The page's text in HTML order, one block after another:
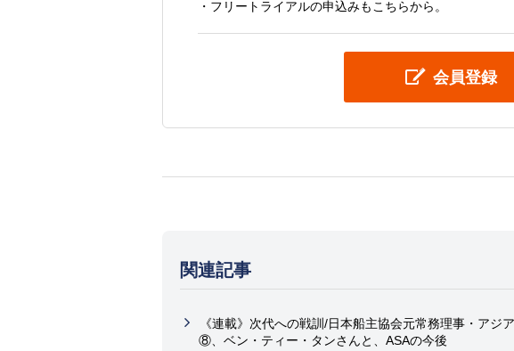
・フリートライアルの申込みもこちらから。
会員登録
関連記事
《連載》次代への戦訓/日本船主協会元常務理事・ア
⑧、ベン・ティー・タンさんと、ASAの今後